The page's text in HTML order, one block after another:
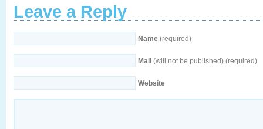
Leave a Reply
Name (required)
Mail (will not be published) (required)
Website